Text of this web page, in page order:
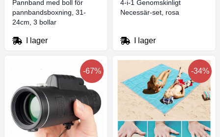
Pannband med boll för
pannbandsboxning, 31-
24cm, 3 bollar
I lager
4-i-1 Genomskinligt
Necessär-set, rosa
I lager
-67% -34%